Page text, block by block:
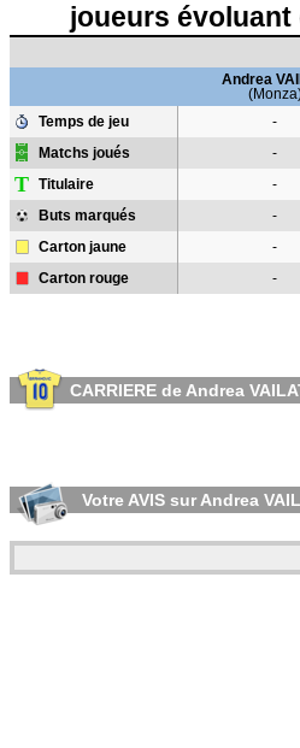
joueurs évoluant
Andrea
Temps de jeu
-
Matchs joués -
T Titulaire -
Buts marqués -
Carton jaune -
Carton rouge -
CARRIERE de Andrea
Votre AVIS sur Andrea